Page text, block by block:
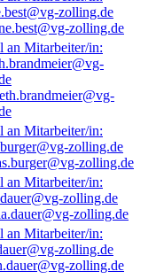
zolling.de
zolling.de
zolling.de
zolling.de